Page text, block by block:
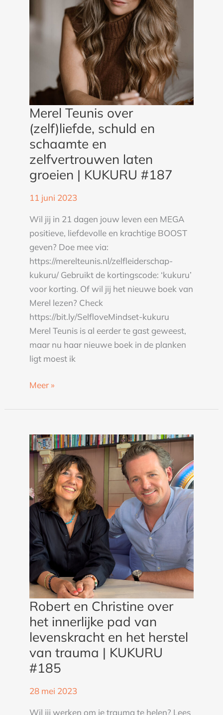
Merel Teunis over
(zelf)liefde, schuld en
schaamte en
zelfvertrouwen laten
groeien | KUKURU #187
11 juni 2023
Wil jij in 21 dagen jouw leven een MEGA
positieve, liefdevolle en krachtige BOOST
geven? Doe mee via:
https://merelteunis.nl/zelfleiderschap-
kukuru/ Gebruikt de kortingscode: ‘kukuru’
voor korting. Of wil jij het nieuwe boek van
Merel lezen? Check
https://bit.ly/SelfloveMindset-kukuru
Merel Teunis is al eerder te gast geweest,
maar nu haar nieuwe boek in de planken
ligt moest ik
schaamte
en
zelfvertrouwen
KUKURU
#187
Meer »
Robert en Christine over
het innerlijke pad van
levenskracht en het herstel
van trauma | KUKURU
#185
28 mei 2023
Wil jij werken om je trauma te helen? Lees
Christine
over
het
innerlijke
pad
van
levenskracht
en
het
herstel
van
trauma
|
KUKURU
#185